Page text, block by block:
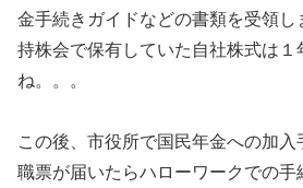
金手続きガイドなどの書類を受領し
持株会で保有していた自社株式は１
ね。。。
この後、市役所で国民年金への加
職票が届いたらハローワークでの手